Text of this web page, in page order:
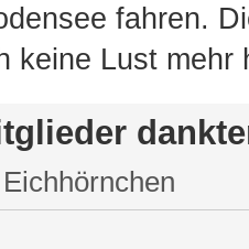
fahren.
keine Lust mehr
Eichhörnchen